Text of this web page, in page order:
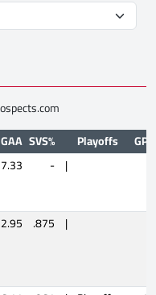
GAA SVS% Playoffs
GP
7.33 - |
2.95 .875 |